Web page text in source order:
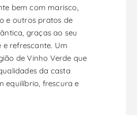
bem com marisco,
e outros pratos de
graças ao seu
refrescante. Um
de Vinho Verde que
da casta
equilíbrio, frescura e